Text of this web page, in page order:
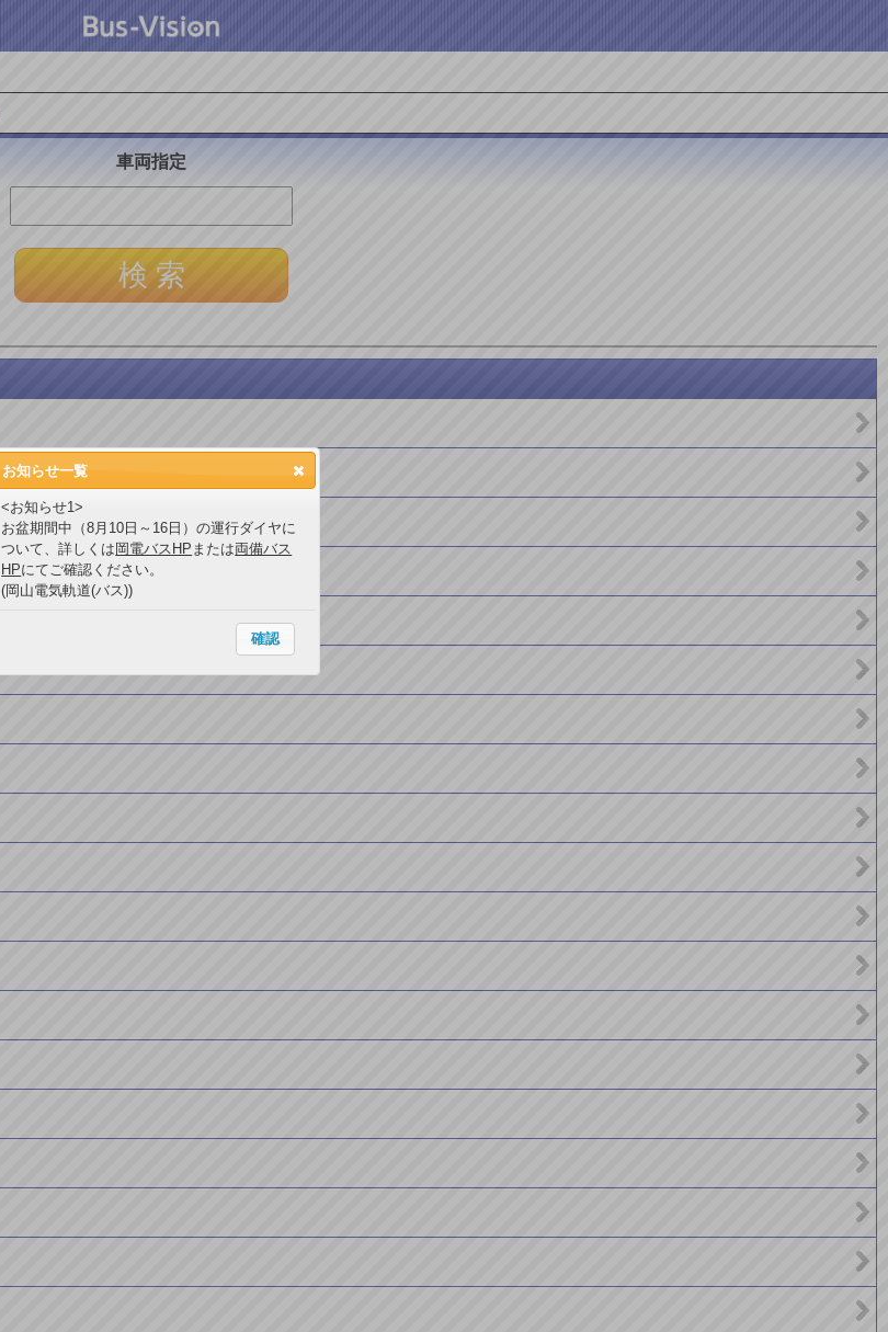
車両指定
お知らせ一覧
<お知らせ1>
お盆期間中（8月10日～16日）の運行ダイヤに
ついて、詳しくは 岡電バスHP または両備バス
HPにてご確認ください。
(岡山電気軌道(バス))
確認